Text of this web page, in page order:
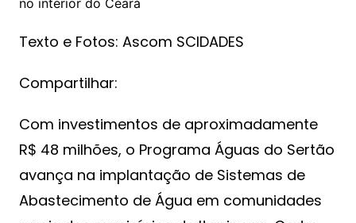
Texto e Fotos: Ascom SCIDADES
Compartilhar:
Com investimentos de aproximadamente
R$ 48 milhões, o Programa Águas do Sertão
avança na implantação de Sistemas de
Abastecimento de Água em comunidades